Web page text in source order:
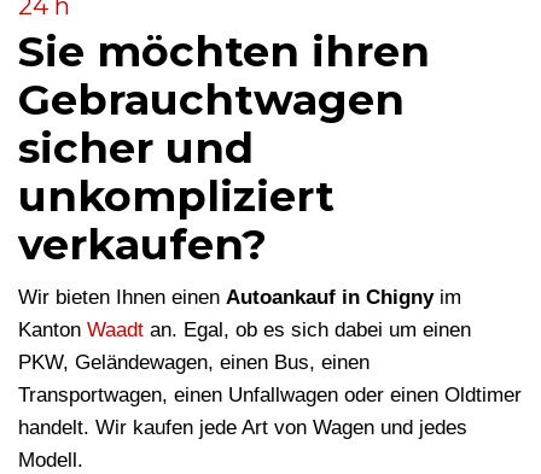
24 h
Sie möchten ihren
Gebrauchtwagen
sicher und
unkompliziert
verkaufen?
Wir bieten Ihnen einen Autoankauf in Chignyim
Kanton Waadt an. Egal, ob es sich dabei um einen
PKW, Geländewagen, einen Bus, einen
Transportwagen, einen Unfallwagen oder einen Oldtimer
handelt. Wir kaufen jede Art von Wagen und jedes
Modell.